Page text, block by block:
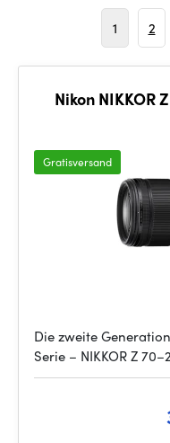
1 2
Nikon NIKKOR
Gratisversand
Die zweite
Serie – NIKKOR Z